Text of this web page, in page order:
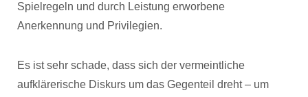
Spielregeln und durch Leistung erworbene
Anerkennung und Privilegien.
Es ist sehr schade, dass sich der vermeintliche
aufklärerische Diskurs um das Gegenteil dreht – um